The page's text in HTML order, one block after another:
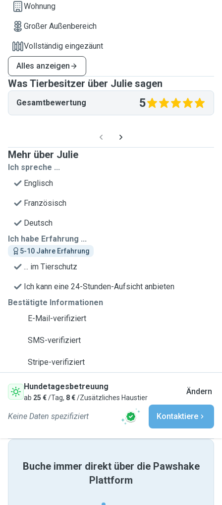
Wohnung
Großer Außenbereich
Vollständig eingezäunt
Alles anzeigen
Was Tierbesitzer über Julie sagen
Gesamtbewertung 5
Mehr über Julie
Ich spreche ...
Englisch
Französisch
Deutsch
Ich habe Erfahrung ...
5-10 Jahre Erfahrung
... im Tierschutz
Ich kann eine 24-Stunden-Aufsicht anbieten
Bestätigte Informationen
E-Mail-verifiziert
SMS-verifiziert
Stripe-verifiziert
Hundetagesbetreuung
ab 25 €/Tag, 8 €/Zusätzliches Haustier
Ändern
Keine Daten spezifiziert Kontaktiere
Buche immer direkt über die Pawshake
Plattform